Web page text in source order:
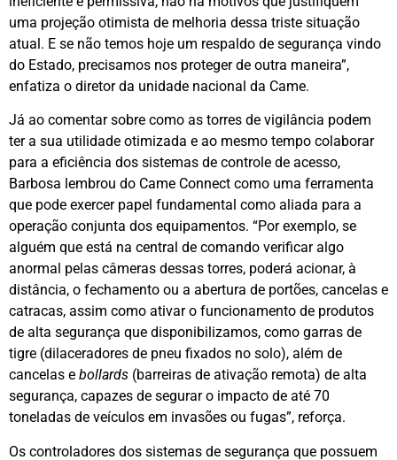
uma projeção otimista de melhoria dessa triste situação
atual. E se não temos hoje um respaldo de segurança vindo
do Estado, precisamos nos proteger de outra maneira”,
enfatiza o diretor da unidade nacional da Came.
Já ao comentar sobre como as torres de vigilância podem
ter a sua utilidade otimizada e ao mesmo tempo colaborar
para a eficiência dos sistemas de controle de acesso,
Barbosa lembrou do Came Connect como uma ferramenta
que pode exercer papel fundamental como aliada para a
operação conjunta dos equipamentos. “Por exemplo, se
alguém que está na central de comando verificar algo
anormal pelas câmeras dessas torres, poderá acionar, à
distância, o fechamento ou a abertura de portões, cancelas e
catracas, assim como ativar o funcionamento de produtos
de alta segurança que disponibilizamos, como garras de
tigre (dilaceradores de pneu fixados no solo), além de
cancelas e bollards (barreiras de ativação remota) de alta
segurança, capazes de segurar o impacto de até 70
toneladas de veículos em invasões ou fugas”, reforça.
Os controladores dos sistemas de segurança que possuem